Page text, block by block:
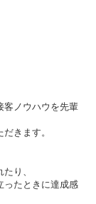
客ノウハウを先輩
きます。
り、
ったときに達成感